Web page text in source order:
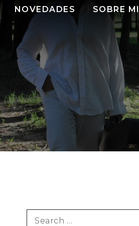
NOVEDADES SOBRE MI